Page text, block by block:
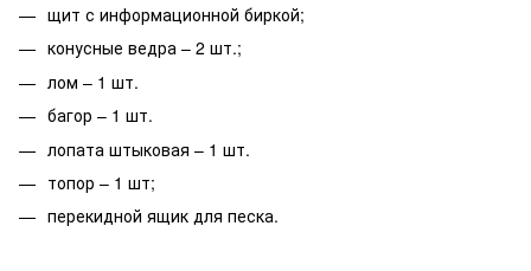
щит с информационной биркой;
конусные ведра – 2 шт.;
лом – 1 шт.
багор – 1 шт.
лопата штыковая – 1 шт.
топор – 1 шт;
перекидной ящик для песка.